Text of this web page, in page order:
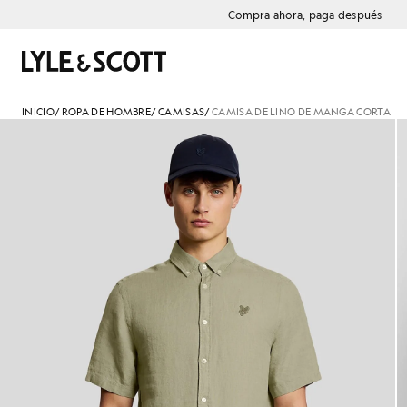
Compra ahora, paga después
Buscar
INICIO/ ROPA DE HOMBRE/CAMISAS/CAMISA DE LINO DE MANGA CORTA